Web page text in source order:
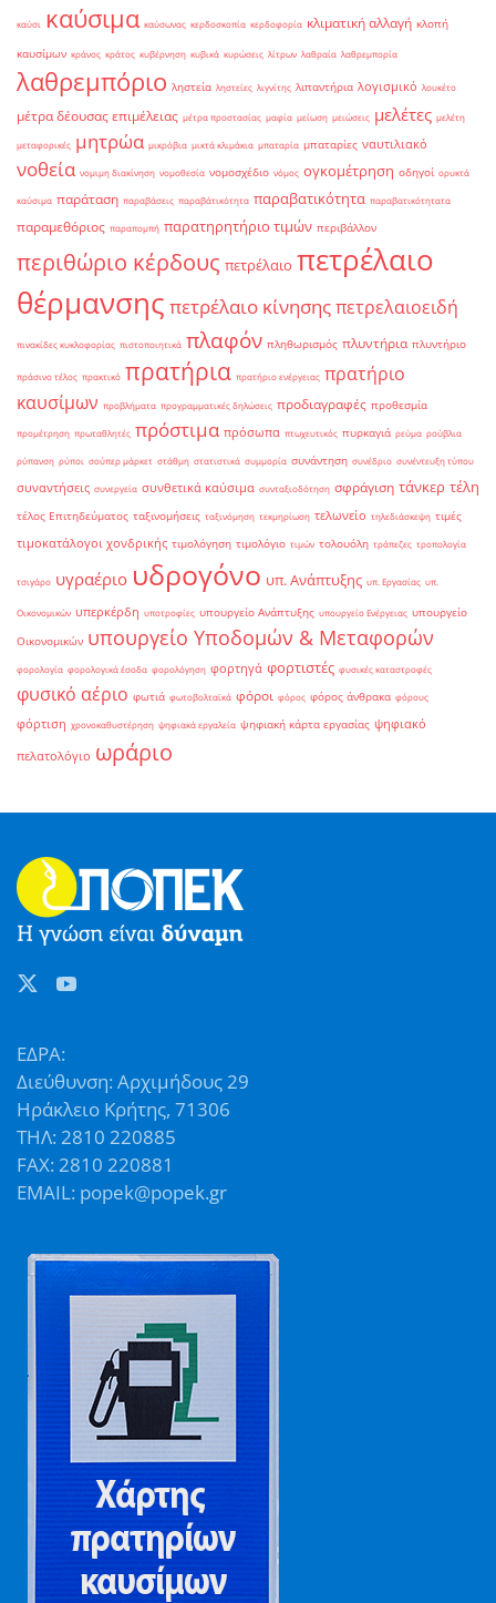
καύσι καύσιμα καύσωνας κερδοσκοπία κερδοφορία κλιματική αλλαγή κλοπή
καυσίμων κράνος κράτος κυβέρνηση κυβικά κυρώσεις λίτρων λαθραία λαθρεμπορία
λαθρεμπόριο ληστεία ληστείες λιγνίτης λιπαντήρια λογισμικό λουκέτο
μέτρα δέουσας επιμέλειας μέτρα προστασίας μαφία μείωση μειώσεις μελέτες μελέτη
μεταφορικές μητρώα μικρόβια μικτά κλιμάκια μπαταρία μπαταρίες ναυτιλιακό
νοθεία νομιμη διακίνηση νομοθεσία νομοσχέδιο νόμος ογκομέτρηση οδηγοί ορυκτά
καύσιμα παράταση παραβάσεις παραβάτικότητα παραβατικότητα παραβατικότητατα
παραμεθόριος παραπομπή παρατηρητήριο τιμών περιβάλλον
περιθώριο κέρδους πετρέλαιο πετρέλαιο
θέρμανσης πετρέλαιο κίνησηςπετρελαιοειδή
πινακίδες κυκλοφορίας πιστοποιητικά πλαφόν πληθωρισμός πλυντήρια πλυντήριο
πράσινο τέλος πρακτικό πρατήρια πρατήριο ενέργειας πρατήριο
καυσίμων προβλήματα προγραμματικές δηλώσεις προδιαγραφές προθεσμία
προμέτρηση πρωταθλητές πρόστιμα πρόσωπα πτωχευτικός πυρκαγιά ρεύμα ρούβλια
ρύπανση ρύποι σούπερ μάρκετ στάθμη στατιστικά συμμορία συνάντηση συνέδριο συνέντευξη τύπου
συναντήσεις συνεργεία συνθετικά καύσιμα συνταξιοδότηση σφράγιση τάνκερ τέλη
τέλος Επιτηδεύματος ταξινομήσεις ταξινόμηση τεκμηρίωση τελωνείο τηλεδιάσκεψη τιμές
τιμοκατάλογοι χονδρικής τιμολόγηση τιμολόγιο τιμών τολουόλη τράπεζες τροπολογία
τσιγάρο υγραέριο υδρογόνο υπ. Ανάπτυξης υπ. Εργασίας υπ.
Οικονομικών υπερκέρδη υποτροφίες υπουργείο Ανάπτυξης υπουργείο Ενέργειας υπουργείο
Οικονομικών υπουργείο Υποδομών & Μεταφορών
φορολογία φορολογικά έσοδα φορολόγηση φορτηγά φορτιστές φυσικές καταστροφές
φυσικό αέριο φωτιά φωτοβολταϊκά φόροι φόρος φόρος άνθρακα φόρους
φόρτιση χρονοκαθυστέρηση ψηφιακά εργαλεία ψηφιακή κάρτα εργασίας ψηφιακό
πελατολόγιο ωράριο
ΕΔΡΑ:
Διεύθυνση: Αρχιμήδους 29
Ηράκλειο Κρήτης, 71306
ΤΗΛ: 2810 220885
FAX: 2810 220881
EMAIL: popek@popek.gr